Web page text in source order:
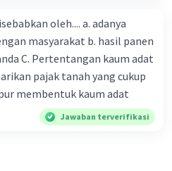
oleh.... a. adanya
masyarakat b. hasil panen
C. Pertentangan kaum adat
pajak tanah yang cukup
membentuk kaum adat
Jawaban terverifikasi